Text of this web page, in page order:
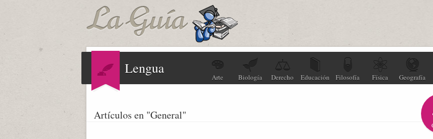
Lengua
Arte Biología Derecho Educación Filosofía Física Geografía
Artículos en "General"